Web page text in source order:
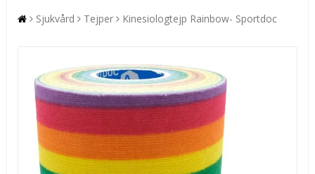
Sjukvård Tejper Kinesiologtejp Rainbow- Sportdoc